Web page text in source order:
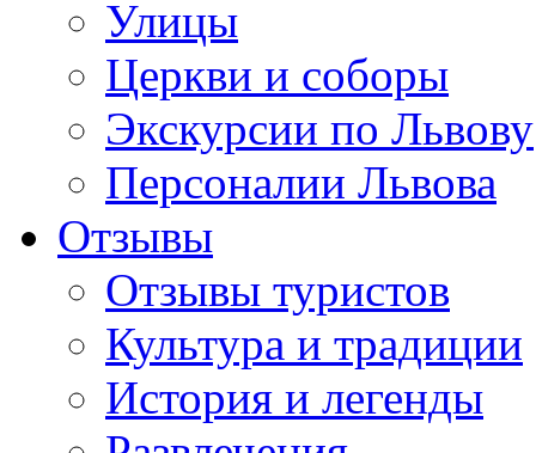
Улицы
Церкви и соборы
Экскурсии по Львову
Персоналии Львова
Отзывы
Отзывы туристов
Культура и традиции
История и легенды